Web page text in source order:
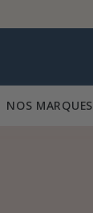
NOS MARQUES